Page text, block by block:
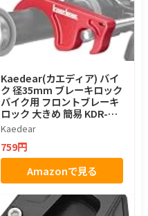
Kaedear(カエディア) バイ
ク 径35mm ブレーキロック
バイク用 フロントブレーキ
ロック 大きめ 簡易 KDR-SS
T1 (レッド)
Kaedear
759円
Amazonで見る